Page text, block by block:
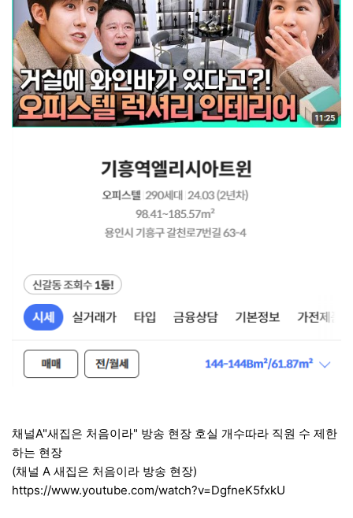
채널A"새집은 처음이라" 방송 현장 호실 개수따라 직원 수 제한
하는 현장
(채널 A 새집은 처음이라 방송 현장)
https://www.youtube.com/watch?v=DgfneK5fxkU